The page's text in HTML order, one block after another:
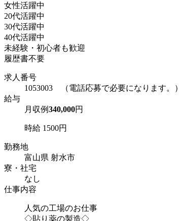
女性活躍中
20代活躍中
30代活躍中
40代活躍中
未経験・初心者も歓迎
履歴書不要
求人番号
1053003 （電話応募で必要になります。）
給与
月収例340,000円
時給 1500円
勤務地
富山県 射水市
寮・社宅
なし
仕事内容
人気の工場のお仕事
◇貼り薬の製造◇